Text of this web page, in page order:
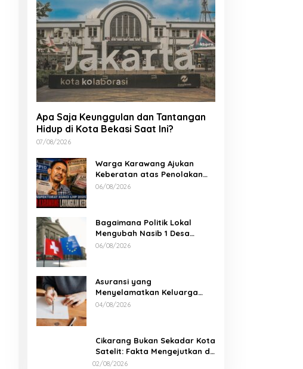
Apa Saja Keunggulan dan Tantangan
Hidup di Kota Bekasi Saat Ini?
07/08/2026
Warga Karawang Ajukan
Keberatan atas Penolakan
Akses LHP 2025, Soroti
06/08/2026
Bagaimana Politik Lokal
Mengubah Nasib 1 Desa
Lewat Keputusan yang Tak
06/08/2026
Asuransi yang
Menyelamatkan Keluarga
Saat Kebakaran
04/08/2026
Cikarang Bukan Sekadar Kota
Satelit: Fakta Mengejutkan di
Balik Ibu Kota Industri Jawa…
02/08/2026